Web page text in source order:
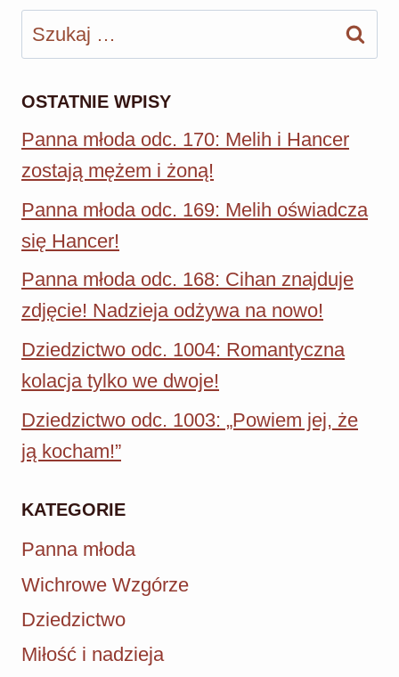
Szukaj:
OSTATNIE WPISY
Panna młoda odc. 170: Melih i Hancer
zostają mężem i żoną!
Panna młoda odc. 169: Melih oświadcza
się Hancer!
Panna młoda odc. 168: Cihan znajduje
zdjęcie! Nadzieja odżywa na nowo!
Dziedzictwo odc. 1004: Romantyczna
kolacja tylko we dwoje!
Dziedzictwo odc. 1003: „Powiem jej, że
ją kocham!”
KATEGORIE
Panna młoda
Wichrowe Wzgórze
Dziedzictwo
Miłość i nadzieja